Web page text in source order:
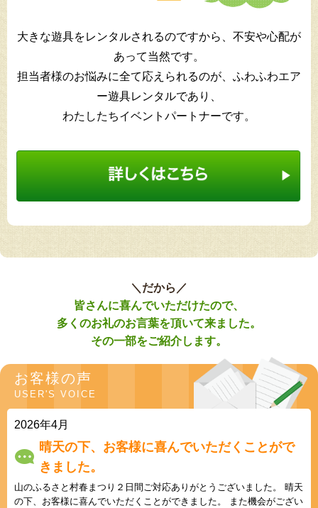
大きな遊具をレンタルされるのですから、不安や心配が
あって当然です。
担当者様のお悩みに全て応えられるのが、ふわふわエア
ー遊具レンタルであり、
わたしたちイベントパートナーです。
＼だから／
皆さんに喜んでいただけたので、
多くのお礼のお言葉を頂いて来ました。
その一部をご紹介します。
お客様の声
USER'S VOICE
2026年4月
晴天の下、お客様に喜んでいただくことがで
きました。
山のふるさと村春まつり２日間ご対応ありがとうございました。 晴天
の下、お客様に喜んでいただくことができました。 また機会がござい